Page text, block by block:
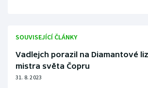
SOUVISEJÍCÍ ČLÁNKY
Vadlejch porazil na Diamantové
mistra světa Čopru
31. 8. 2023